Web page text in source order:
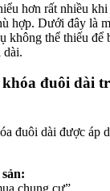
hơn rất nhiều
hợp. Dưới đây là
không thể thiếu để
dài.
đuôi dài
đuôi dài được áp
chung cư”